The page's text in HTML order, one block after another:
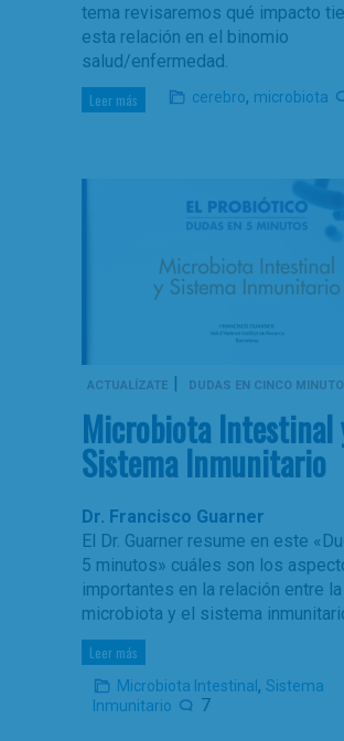
tema revisaremos qué impacto
esta relación en el binomio
salud/enfermedad.
Leer más cerebro, microbiota
ACTUALÍZATE | DUDAS EN CINCO
Microbiota Intestinal
Sistema Inmunitario
Dr. Francisco Guarner
El Dr. Guarner resume en este
5 minutos» cuáles son los
importantes en la relación entre la
microbiota y el sistema
Leer más
Microbiota Intestinal , Sistema
Inmunitario
7